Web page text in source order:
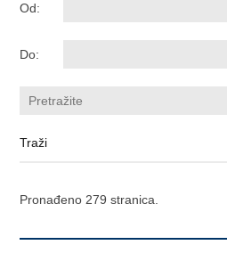
Od:
Do:
Pronađeno 279 stranica.